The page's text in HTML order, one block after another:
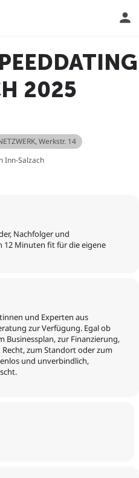
2025
, Werkstr. 14
Inn-Salzach
Nachfolger und
12 Minuten fit für die eigene
und Experten aus
zur Verfügung. Egal ob
Businessplan, zur Finanzierung,
zum Standort oder zum
und unverbindlich,